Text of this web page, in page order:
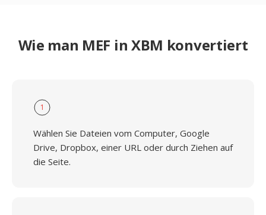
Wie man MEF in XBM konvertiert
1
Wählen Sie Dateien vom Computer, Google
Drive, Dropbox, einer URL oder durch Ziehen auf
die Seite.